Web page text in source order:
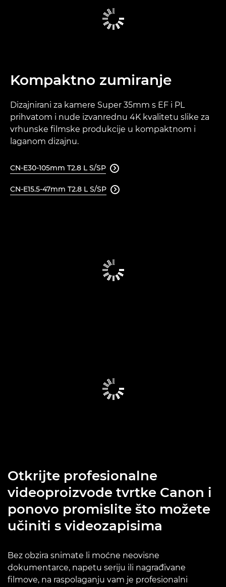
Kompaktno zumiranje
Dizajnirani za kamere Super 35mm s EF i PL
prihvatom i nude izvanrednu 4K kvalitetu slike za
vrhunske filmske produkcije u kompaktnom i
laganom dizajnu.
CN-E30-105mm T2.8 L S/SP 
CN-E15.5-47mm T2.8 L S/SP 
Otkrijte profesionalne
videoproizvode tvrtke Canon i
ponovo promislite što možete
učiniti s videozapisima
Bez obzira snimate li moćne neovisne
dokumentarce, napetu seriju ili nagrađivane
filmove, na raspolaganju vam je profesionalni